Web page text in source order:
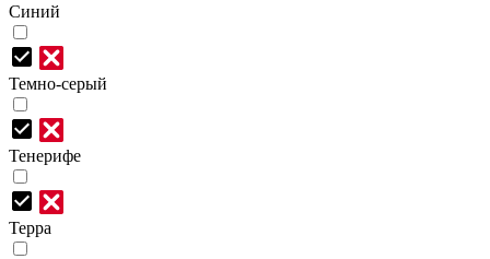
Синий
Темно-серый
Тенерифе
Терра